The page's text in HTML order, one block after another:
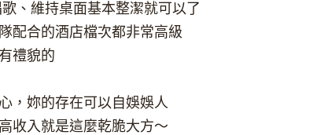
、維持桌面基本整潔就可以了
配合的酒店檔次都非常高級
禮貌的
，妳的存在可以自娛娛人
收入就是這麼乾脆大方～